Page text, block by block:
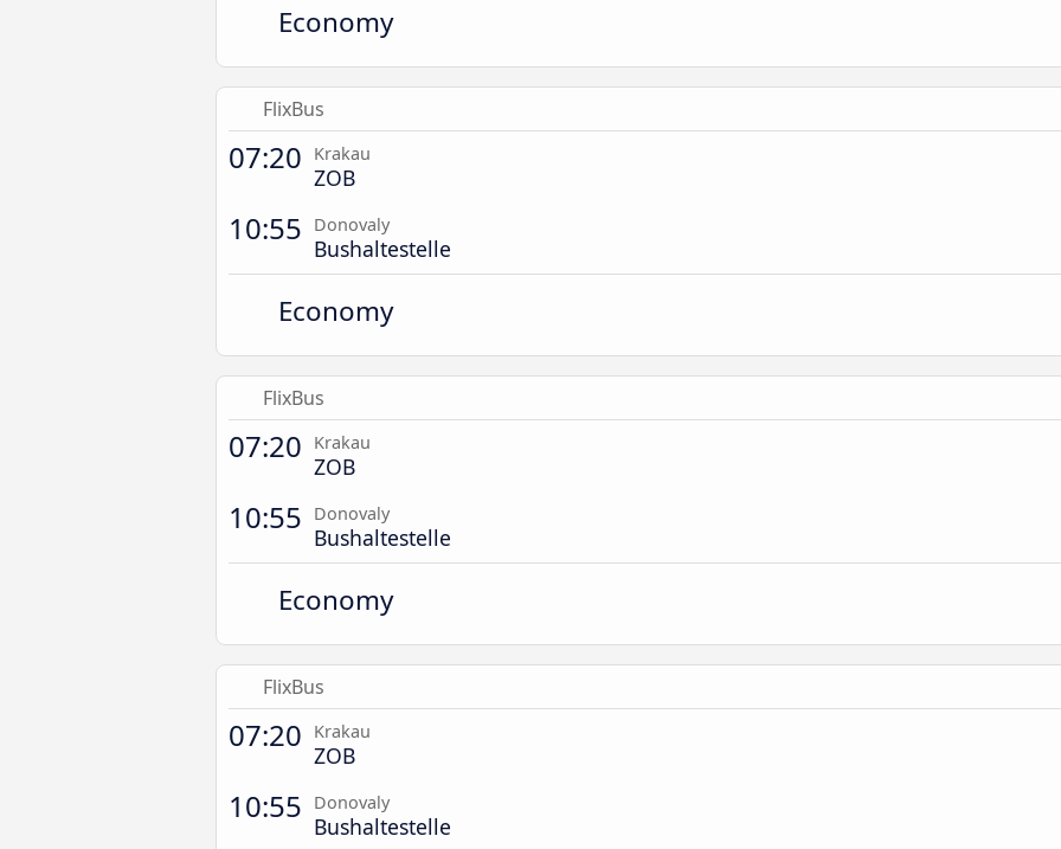
Economy
FlixBus
07:20 Krakau
ZOB
10:55 Donovaly
Bushaltestelle
Economy
FlixBus
07:20 Krakau
ZOB
10:55 Donovaly
Bushaltestelle
Economy
FlixBus
07:20 Krakau
ZOB
10:55 Donovaly
Bushaltestelle